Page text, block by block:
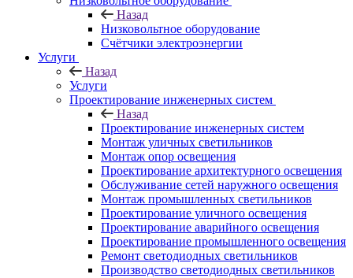
Назад
Низковольтное оборудование
Счётчики электроэнергии
Услуги
Назад
Услуги
Проектирование инженерных систем
Назад
Проектирование инженерных систем
Монтаж уличных светильников
Монтаж опор освещения
Проектирование архитектурного освещения
Обслуживание сетей наружного освещения
Монтаж промышленных светильников
Проектирование уличного освещения
Проектирование аварийного освещения
Проектирование промышленного освещения
Ремонт светодиодных светильников
Производство светодиодных светильников